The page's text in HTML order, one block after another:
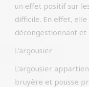
un effet positif sur
difficile. En effet,
décongestionnant et
L’argousier
L’argousier
bruyère et pousse